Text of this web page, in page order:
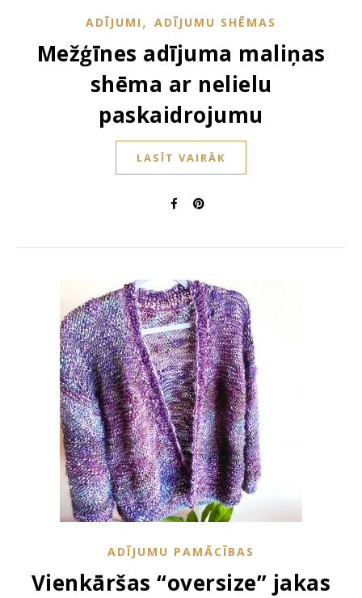
ADĪJUMI , ADĪJUMU SHĒMAS
Mežģīnes adījuma maliņas
shēma ar nelielu
paskaidrojumu
LASĪT VAIRĀK
ADĪJUMU PAMĀCĪBAS
Vienkāršas “oversize” jakas